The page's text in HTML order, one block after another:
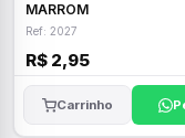
MARROM
Ref: 2027
R$ 2,95
Carrinho